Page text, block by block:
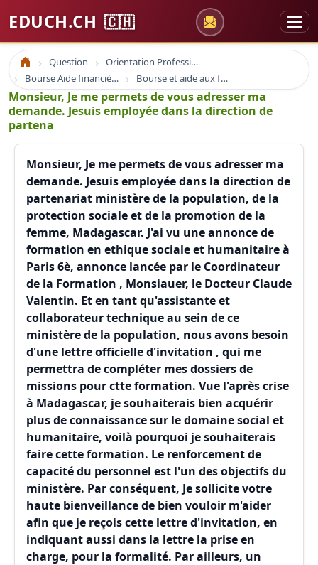
EDUCH.CH 🇨🇭
Accueil Question
Orientation Professionnelle
Bourse Aide financière
Bourse et aide aux formations
Monsieur, Je me permets de vous adresser ma
demande. Jesuis employée dans la direction de
partena
Monsieur, Je me permets de vous adresser ma
demande. Jesuis employée dans la direction de
partenariat ministère de la population, de la
protection sociale et de la promotion de la
femme, Madagascar. J'ai vu une annonce de
formation en ethique sociale et humanitaire à
Paris 6è, annonce lancée par le Coordinateur
de la Formation , Monsiauer, le Docteur Claude
Valentin. Et en tant qu'assistante et
collaborateur technique au sein de ce
ministère de la population, nous avons besoin
d'une lettre officielle d'invitation , qui me
permettra de compléter mes dossiers de
missions pour ctte formation. Vue l'après crise
à Madagascar, je souhaiterais bien acquérir
plus de connaissance sur le domaine social et
humanitaire, voilà pourquoi je souhaiterais
faire cette formation. Le renforcement de
capacité du personnel est l'un des objectifs du
ministère. Par conséquent, Je sollicite votre
haute bienveillance de bien vouloir m'aider
afin que je reçois cette lettre d'invitation, en
indiquant aussi dans la lettre la prise en
charge, pour la formalité. Par ailleurs, un